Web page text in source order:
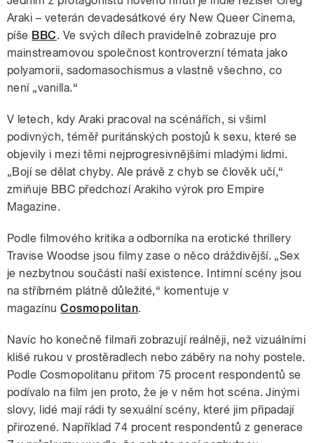
Araki – veterán devadesátkové éry New Queer Cinema,
píše BBC. Ve svých dílech pravidelně zobrazuje pro
mainstreamovou společnost kontroverzní témata jako
polyamorii, sadomasochismus a vlastně všechno, co
není „vanilla.“
V letech, kdy Araki pracoval na scénářích, si všiml
podivných, téměř puritánských postojů k sexu, které se
objevily i mezi těmi nejprogresivnějšími mladými lidmi.
„Bojí se dělat chyby. Ale právě z chyb se člověk učí,“
zmiňuje BBC předchozí Arakiho výrok pro Empire
Magazine.
Podle filmového kritika a odborníka na erotické thrillery
Travise Woodse jsou filmy zase o něco dráždivější. „Sex
je nezbytnou součástí naší existence. Intimní scény jsou
na stříbrném plátně důležité,“ komentuje v
magazínu Cosmopolitan.
Navíc ho konečně filmaři zobrazují reálněji, než vizuálními
klišé rukou v prostěradlech nebo záběry na nohy postele.
Podle Cosmopolitanu přitom 75 procent respondentů se
podívalo na film jen proto, že je v něm hot scéna. Jinými
slovy, lidé mají rádi ty sexuální scény, které jim připadají
přirozené. Například 74 procent respondentů z generace